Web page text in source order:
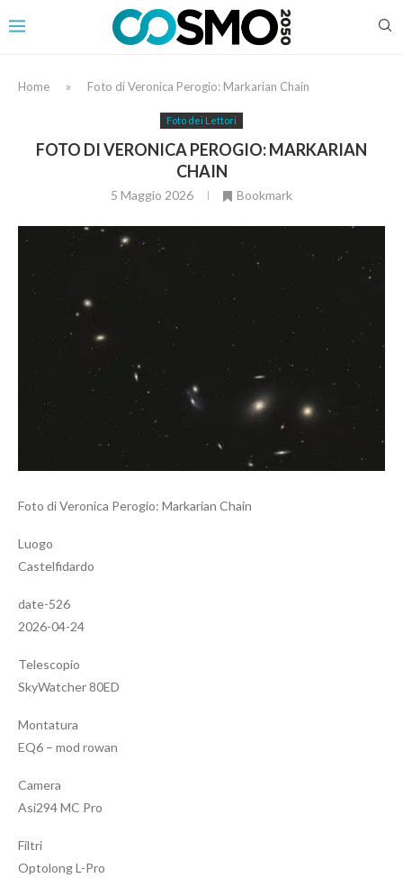
Home » Foto di Veronica Perogio: Markarian Chain
Foto dei Lettori
FOTO DI VERONICA PEROGIO: MARKARIAN
CHAIN
5 Maggio 2026 Bookmark
Foto di Veronica Perogio: Markarian Chain
Luogo
Castelfidardo
date-526
2026-04-24
Telescopio
SkyWatcher 80ED
Montatura
EQ6 – mod rowan
Camera
Asi294 MC Pro
Filtri
Optolong L-Pro